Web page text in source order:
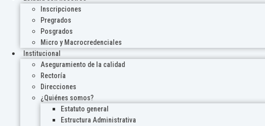
Inscripciones
Pregrados
Posgrados
Micro y Macrocredenciales
Institucional
Aseguramiento de la calidad
Rectoría
Direcciones
¿Quiénes somos?
Estatuto general
Estructura Administrativa